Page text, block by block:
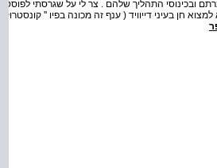
ובכינוסי התהליך שלהם . צר לי על שגרסתי לפוסט
חן בעיני דייוויד ( ענף זה מכונה בפיו ''